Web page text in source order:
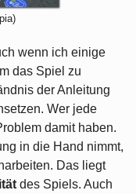
wenn ich einige
das Spiel zu
der Anleitung
Wer jede
damit haben.
in die Hand nimmt,
Das liegt
des Spiels. Auch